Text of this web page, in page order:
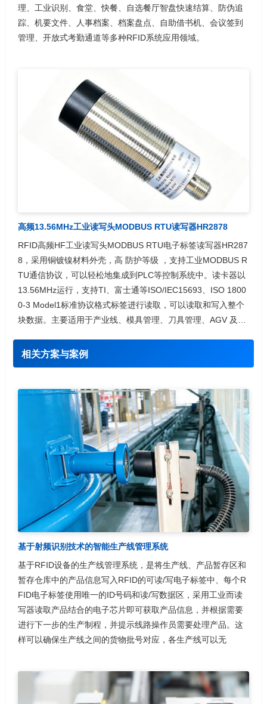
理、工业识别、食堂、快餐、自选餐厅智盘快速结算、防伪追
踪、机要文件、人事档案、档案盘点、自助借书机、会议签到
管理、开放式考勤通道等多种RFID系统应用领域。
高频13.56MHz工业读写头MODBUS RTU读写器HR2878
RFID高频HF工业读写头MODBUS RTU电子标签读写器HR287
8，采用铜镀镍材料外壳，高 防护等级 ，支持工业MODBUS R
TU通信协议，可以轻松地集成到PLC等控制系统中。读卡器以
13.56MHz运行，支持TI、富士通等ISO/IEC15693、ISO 1800
0-3 Model1标准协议格式标签进行读取，可以读取和写入整个
块数据。主要适用于产业线、模具管理、刀具管理、AGV 及生
相关方案与案例
基于射频识别技术的智能生产线管理系统
基于RFID设备的生产线管理系统，是将生产线、产品暂存区和
暂存仓库中的产品信息写入RFID的可读/写电子标签中、每个R
FID电子标签使用唯一的ID号码和读/写数据区，采用工业而读
写器读取产品结合的电子芯片即可获取产品信息，并根据需要
进行下一步的生产制程，并提示线路操作员需要处理产品。这
样可以确保生产线之间的货物批号对应，各生产线可以无